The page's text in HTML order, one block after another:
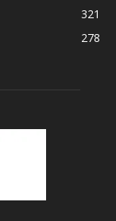
321
278